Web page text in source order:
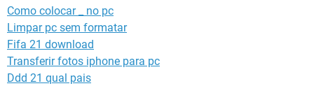
Como colocar _ no pc
Limpar pc sem formatar
Fifa 21 download
Transferir fotos iphone para pc
Ddd 21 qual pais